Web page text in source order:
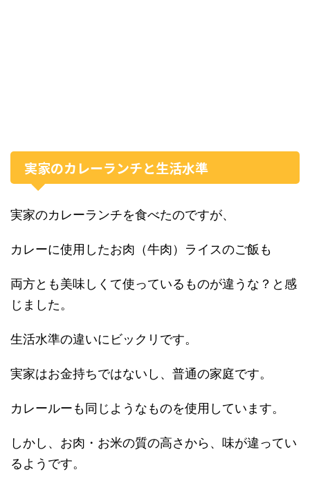
実家のカレーランチと生活水準
実家のカレーランチを食べたのですが、
カレーに使用したお肉（牛肉）ライスのご飯も
両方とも美味しくて使っているものが違うな？と感
じました。
生活水準の違いにビックリです。
実家はお金持ちではないし、普通の家庭です。
カレールーも同じようなものを使用しています。
しかし、お肉・お米の質の高さから、味が違ってい
るようです。